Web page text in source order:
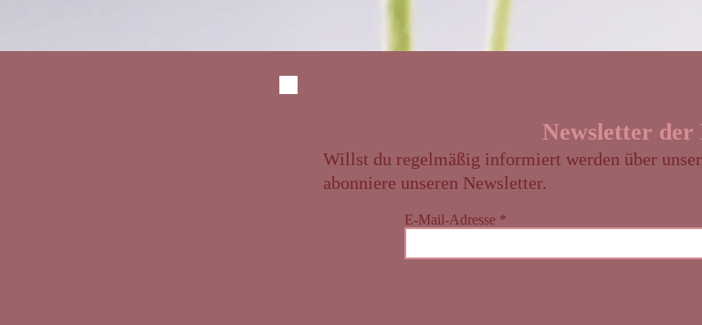
Newsletter der
Willst du regelmäßig informiert werden über
abonniere unseren Newsletter.
E-Mail-Adresse